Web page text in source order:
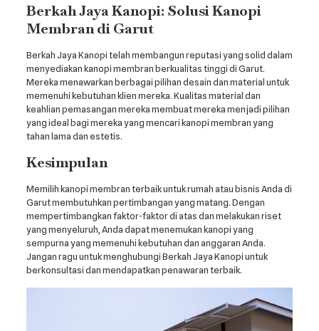
Berkah Jaya Kanopi: Solusi Kanopi
Membran di Garut
Berkah Jaya Kanopi telah membangun reputasi yang solid dalam
menyediakan kanopi membran berkualitas tinggi di Garut.
Mereka menawarkan berbagai pilihan desain dan material untuk
memenuhi kebutuhan klien mereka. Kualitas material dan
keahlian pemasangan mereka membuat mereka menjadi pilihan
yang ideal bagi mereka yang mencari kanopi membran yang
tahan lama dan estetis.
Kesimpulan
Memilih kanopi membran terbaik untuk rumah atau bisnis Anda di
Garut membutuhkan pertimbangan yang matang. Dengan
mempertimbangkan faktor-faktor di atas dan melakukan riset
yang menyeluruh, Anda dapat menemukan kanopi yang
sempurna yang memenuhi kebutuhan dan anggaran Anda.
Jangan ragu untuk menghubungi Berkah Jaya Kanopi untuk
berkonsultasi dan mendapatkan penawaran terbaik.